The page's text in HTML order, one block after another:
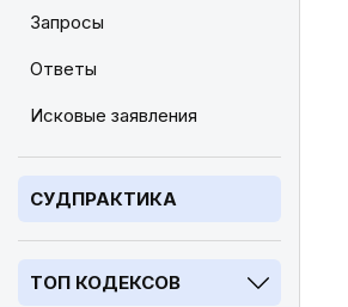
Запросы
Ответы
Исковые заявления
СУДПРАКТИКА
ТОП КОДЕКСОВ